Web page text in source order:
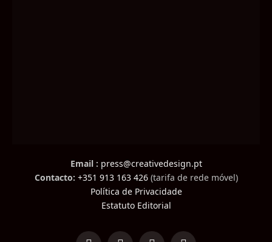
Email : press@creativedesign.pt
Contacto: +351 913 163 426(tarifa de rede móvel)
Política de Privacidade
Estatuto Editorial